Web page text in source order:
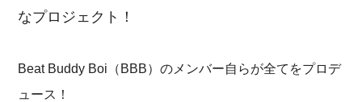
なプロジェクト！
Beat Buddy Boi（BBB）のメンバー自らが全てをプロデ
ュース！